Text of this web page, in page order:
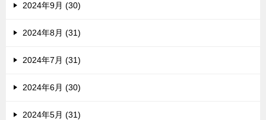
2024年9月 (30)
2024年8月 (31)
2024年7月 (31)
2024年6月 (30)
2024年5月 (31)